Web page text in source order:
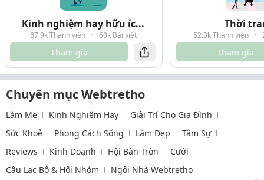
Kinh nghiệm hay hữu íc...
87.9k Thành viên · 60k Bài viết
Tham gia
Thời
52.3k Thành viên ·
Tham gia
Chuyên mục Webtretho
Làm Mẹ Kinh Nghiệm Hay
Giải Trí Cho Gia Đình
Sức Khoẻ
Phong Cách Sống Làm Đẹp
Tâm Sự
Reviews
Kinh Doanh Hội Bàn Tròn
Cưới
Câu Lạc Bộ & Hội Nhóm
Ngôi Nhà Webtretho